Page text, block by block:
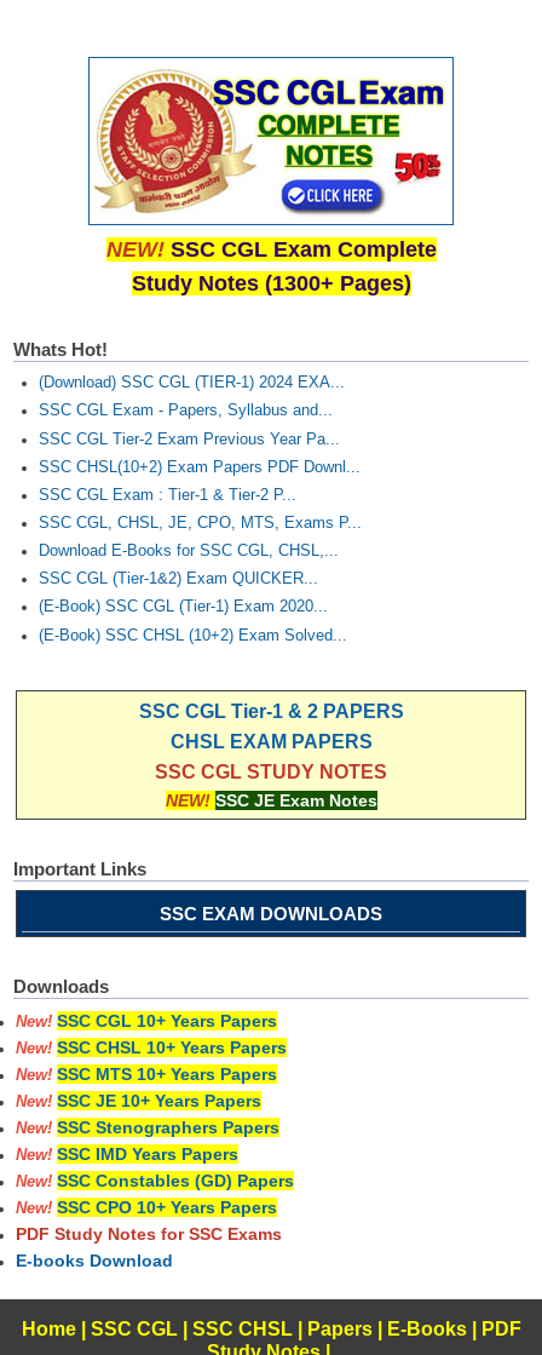
NEW! SSC CGL Exam Complete
Study Notes (1300+ Pages)
Whats Hot!
(Download) SSC CGL (TIER-1) 2024 EXA...
SSC CGL Exam - Papers, Syllabus and...
SSC CGL Tier-2 Exam Previous Year Pa...
SSC CHSL(10+2) Exam Papers PDF Downl...
SSC CGL Exam : Tier-1 & Tier-2 P...
SSC CGL, CHSL, JE, CPO, MTS, Exams P...
Download E-Books for SSC CGL, CHSL,...
SSC CGL (Tier-1&2) Exam QUICKER...
(E-Book) SSC CGL (Tier-1) Exam 2020...
(E-Book) SSC CHSL (10+2) Exam Solved...
SSC CGL Tier-1 & 2 PAPERS
CHSL EXAM PAPERS
SSC CGL STUDY NOTES
NEW! SSC JE Exam Notes
Important Links
SSC EXAM DOWNLOADS
Downloads
New! SSC CGL 10+ Years Papers
New! SSC CHSL 10+ Years Papers
New! SSC MTS 10+ Years Papers
New! SSC JE 10+ Years Papers
New! SSC Stenographers Papers
New! SSC IMD Years Papers
New! SSC Constables (GD) Papers
New! SSC CPO 10+ Years Papers
PDF Study Notes for SSC Exams
E-books Download
Home| SSC CGL| SSC CHSL| Papers| E-Books
PDF